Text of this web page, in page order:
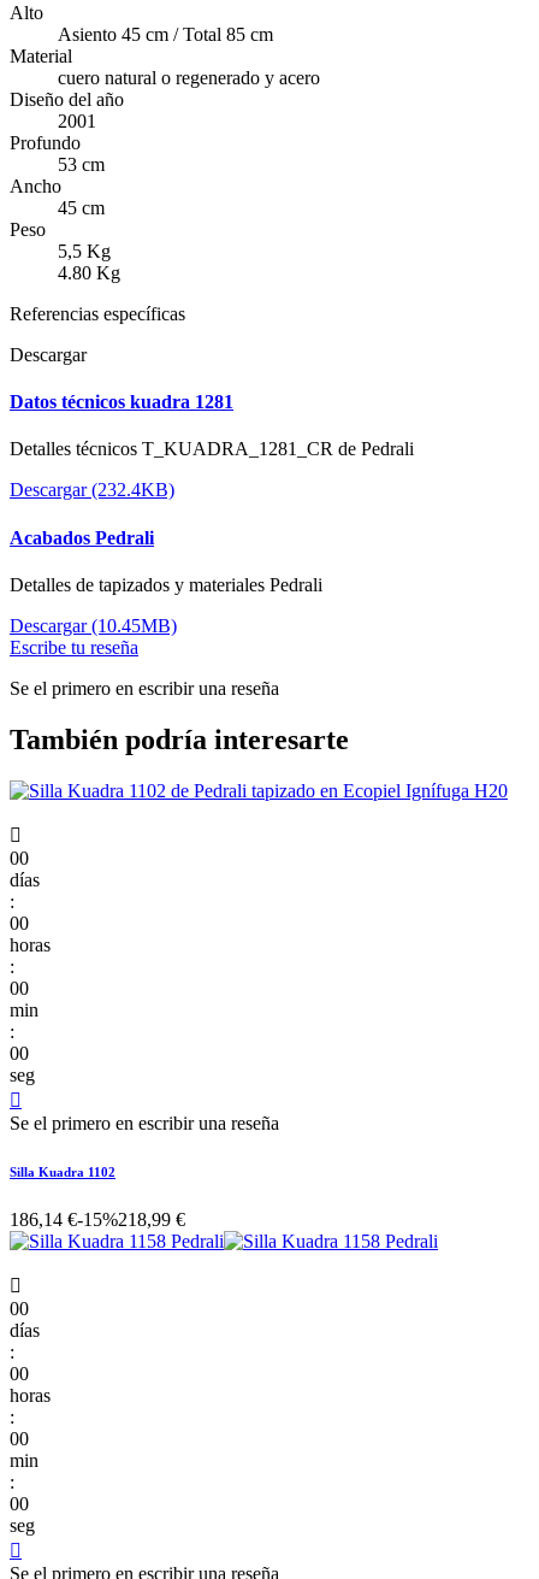
Alto
Asiento 45 cm / Total 85 cm
Material
cuero natural o regenerado y acero
Diseño del año
2001
Profundo
53 cm
Ancho
45 cm
Peso
5,5 Kg
4.80 Kg
Referencias específicas
Descargar
Datos técnicos kuadra 1281
Detalles técnicos T_KUADRA_1281_CR de Pedrali
Descargar (232.4KB)
Acabados Pedrali
Detalles de tapizados y materiales Pedrali
Descargar (10.45MB)
Escribe tu reseña
Se el primero en escribir una reseña
También podría interesarte

00
días
:
00
horas
:
00
min
:
00
seg

Se el primero en escribir una reseña
Silla Kuadra 1102
186,14 €-15%218,99 €

00
días
:
00
horas
:
00
min
:
00
seg

Se el primero en escribir una reseña